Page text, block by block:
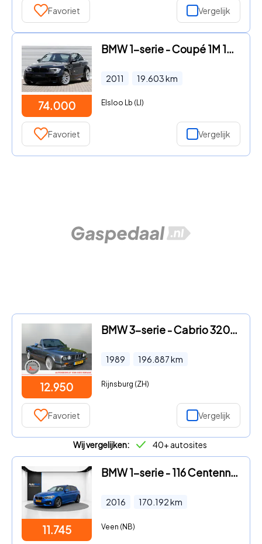
Favoriet Vergelijk
74.000
BMW 1-serie - Coupé 1M 19.603Km / original paint
2011 19.603km
Elsloo Lb (LI)
Favoriet Vergelijk
12.950
BMW 3-serie - Cabrio 320i | Schroefset | Net dak! | Nieuwe uitlaat |
1989 196.887km
Rijnsburg (ZH)
Favoriet Vergelijk
Wij vergelijken: 40+ autosites
11.745
BMW 1-serie - 116 Centennial High Executive (M-SPORT, PANO, ALCANTARA, NAV
2016 170.192km
Veen (NB)